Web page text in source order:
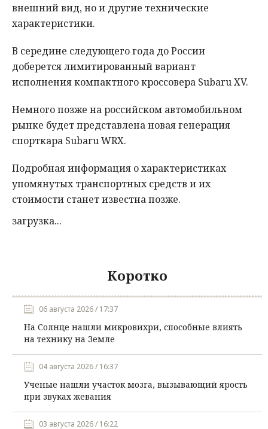
внешний вид, но и другие технические
характеристики.
В середине следующего года до России
доберется лимитированный вариант
исполнения компактного кроссовера Subaru XV.
Немного позже на российском автомобильном
рынке будет представлена новая генерация
спорткара Subaru WRX.
Подробная информация о характеристиках
упомянутых транспортных средств и их
стоимости станет известна позже.
загрузка...
Коротко
06 августа 2026 / 17:37
На Солнце нашли микровихри, способные влиять
на технику на Земле
04 августа 2026 / 16:37
Ученые нашли участок мозга, вызывающий ярость
при звуках жевания
03 августа 2026 / 16:22